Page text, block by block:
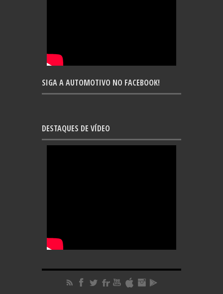
SIGA A AUTOMOTIVO NO FACEBOOK!
DESTAQUES DE VÍDEO